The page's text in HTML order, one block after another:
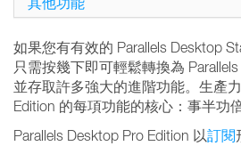
如果您有有效的 Parallels Desktop
只需按幾下即可輕鬆轉換為 Parallels
並存取許多強大的進階功能。生產
Edition 的每項功能的核心：事半功
Parallels Desktop Pro Edition 以訂閱